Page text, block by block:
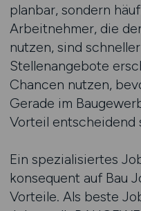
planbar, sondern
Arbeitnehmer, die
nutzen, sind
Stellenangebote
Chancen nutzen,
Gerade im
Vorteil entscheidend
Ein spezialisiertes
konsequent auf Bau
Vorteile. Als beste